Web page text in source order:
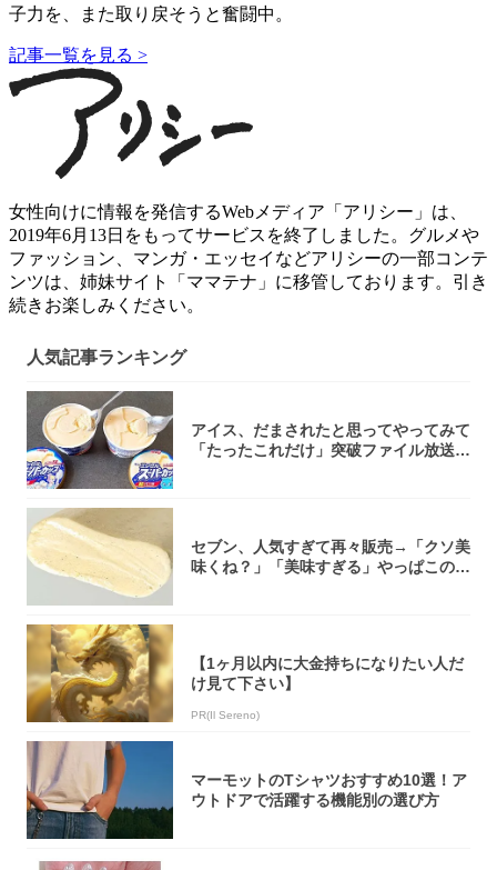
子力を、また取り戻そうと奮闘中。
記事一覧を見る >
女性向けに情報を発信するWebメディア「アリシー」は、
2019年6月13日をもってサービスを終了しました。グルメや
ファッション、マンガ・エッセイなどアリシーの一部コンテ
ンツは、姉妹サイト「ママテナ」に移管しております。引き
続きお楽しみください。
人気記事ランキング
アイス、だまされたと思ってやってみて
「たったこれだけ」突破ファイル放送で
セブン、人気すぎて再々販売→「クソ美
味くね？」「美味すぎる」やっぱこのク
【1ヶ月以内に大金持ちになりたい人だ
け見て下さい】
PR(Il Sereno)
マーモットのTシャツおすすめ10選！ア
ウトドアで活躍する機能別の選び方